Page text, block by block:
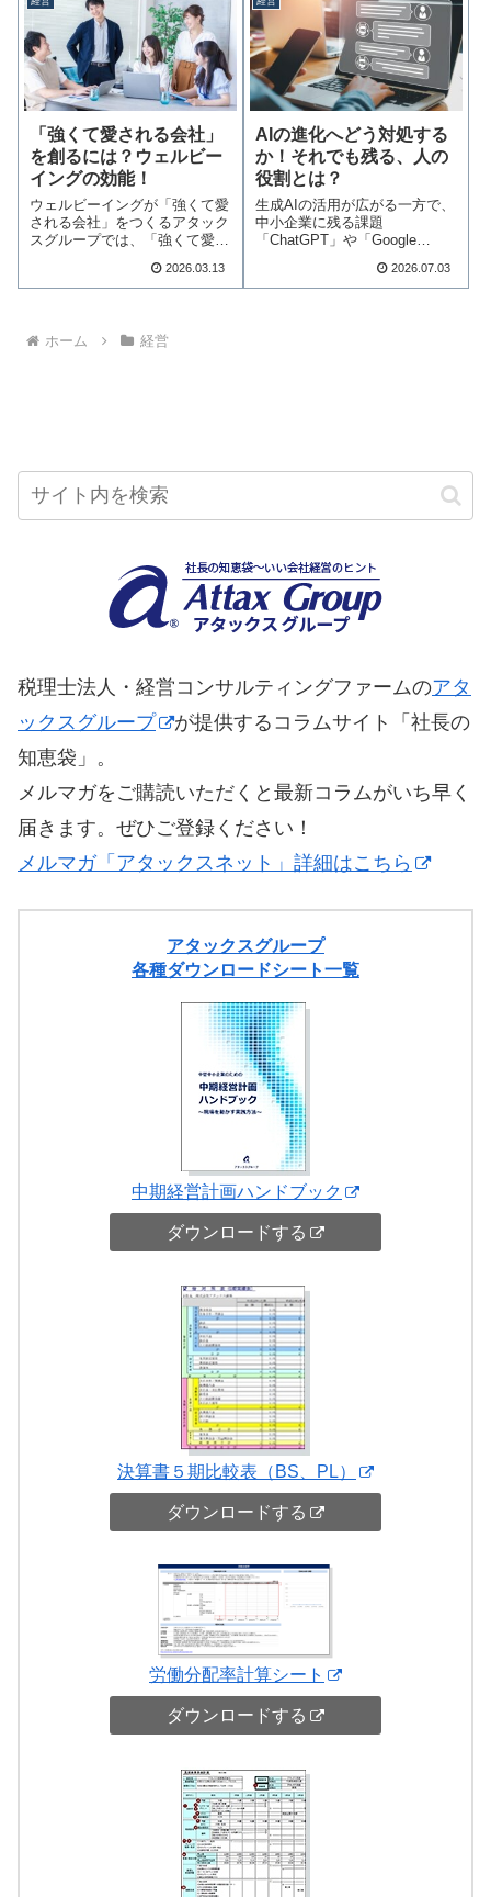
「強くて愛される会社」
を創るには？ウェルビー
イングの効能！
ウェルビーイングが「強くて愛
される会社」をつくるアタック
スグループでは、「強くて愛さ
2026.03.13
AIの進化へどう対処する
か！それでも残る、人の
役割とは？
生成AIの活用が広がる一方で、
中小企業に残る課題
「ChatGPT」や「Google
2026.07.03
ホーム 経営
税理士法人・経営コンサルティングファームのアタ
ックスグループ
が提供するコラムサイト「社長の
知恵袋」。
メルマガをご購読いただくと最新コラムがいち早く
届きます。ぜひご登録ください！
メルマガ「アタックスネット」詳細はこちら
アタックスグループ
各種ダウンロードシート一覧
中期経営計画ハンドブック
ダウンロードする
決算書５期比較表（BS、PL）
ダウンロードする
労働分配率計算シート
ダウンロードする